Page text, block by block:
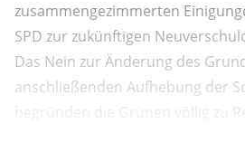
zusammengezimmerten
SPD zur zukünftigen
Das Nein zur Änderung des
anschließenden Aufhebung der
begründen die Grünen völlig zu